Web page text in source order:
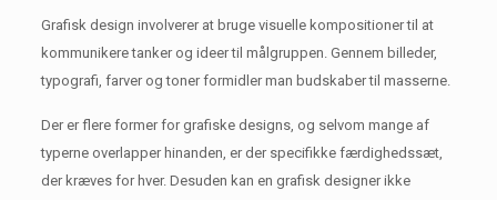
Grafisk design involverer at bruge visuelle kompositioner til at
kommunikere tanker og ideer til målgruppen. Gennem billeder,
typografi, farver og toner formidler man budskaber til masserne.
Der er flere former for grafiske designs, og selvom mange af
typerne overlapper hinanden, er der specifikke færdighedssæt,
der kræves for hver. Desuden kan en grafisk designer ikke